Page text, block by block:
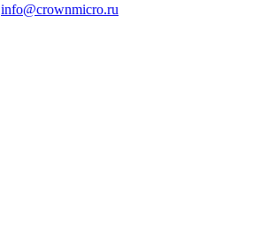
info@crownmicro.ru